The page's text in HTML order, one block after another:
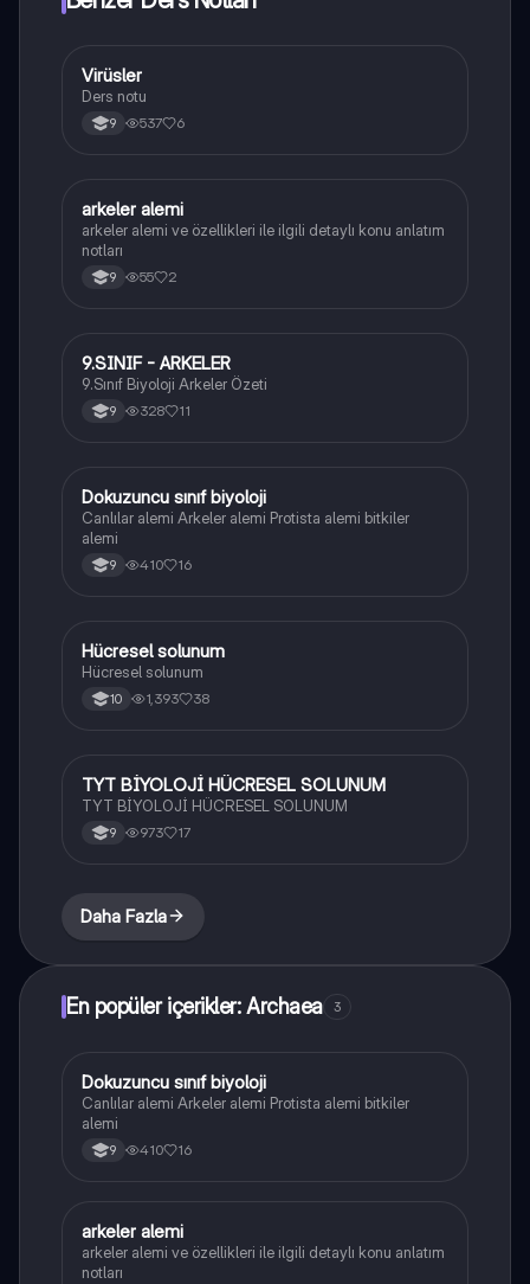
Biyoloji
Virüsler
Ders notu
9 537 6
Biyoloji
arkeler alemi
arkeler alemi ve özellikleri ile ilgili detaylı konu anlatım
notları
9 55 2
Biyoloji
9.SINIF - ARKELER
9.Sınıf Biyoloji Arkeler Özeti
9 328 11
Biyoloji
Dokuzuncu sınıf biyoloji
Canlılar alemi Arkeler alemi Protista alemi bitkiler
alemi
9 410 16
Biyoloji
Hücresel solunum
Hücresel solunum
10 1,393 38
Biyoloji
TYT BİYOLOJİ HÜCRESEL SOLUNUM
TYT BİYOLOJİ HÜCRESEL SOLUNUM
9 973 17
Daha Fazla
En popüler içerikler: Archaea 3
Biyoloji
Dokuzuncu sınıf biyoloji
Canlılar alemi Arkeler alemi Protista alemi bitkiler
alemi
9 410 16
Biyoloji
arkeler alemi
arkeler alemi ve özellikleri ile ilgili detaylı konu anlatım
notları